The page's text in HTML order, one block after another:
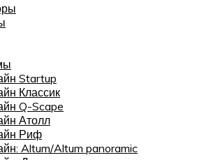
Startup
Классик
Q-Scape
Атолл
Риф
Altum/Altum panoramic